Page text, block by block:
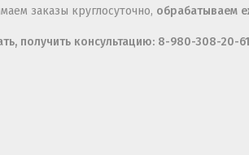
заказы круглосуточно, обрабатываем
получить консультацию: 8-980-308-20-61